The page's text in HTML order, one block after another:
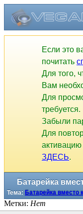
Если это
почитать
Для того,
Вам
Для
требуется.
Забыли
Для
активацию
ЗДЕСЬ.
Батарейка
Тема: Батарейка вместо
Метки: Нет